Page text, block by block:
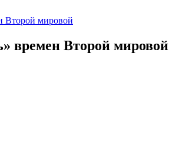
Второй мировой
времен Второй мировой